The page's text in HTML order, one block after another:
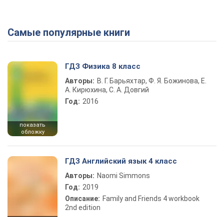
Самые популярные книги
показать
обложку
ГДЗ Физика 8 класс
Авторы: В. Г. Барьяхтар, Ф. Я. Божинова, Е.
А. Кирюхина, С. А. Довгий
Год: 2016
ГДЗ Английский язык 4 класс
Авторы: Naomi Simmons
Год: 2019
Описание: Family and Friends 4 workbook
2nd edition